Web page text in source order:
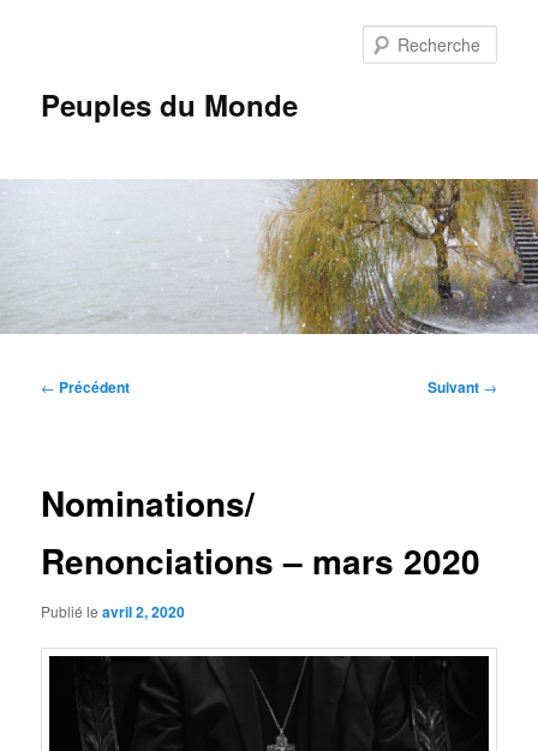
Peuples du Monde
Navigation
← Précédent Suivant →
Nominations/
Renonciations – mars 2020
Publié leavril 2, 2020